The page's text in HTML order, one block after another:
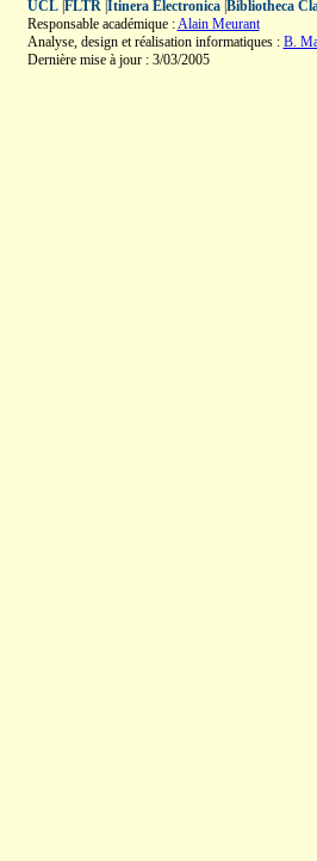
UCL| FLTR| Itinera Electronica| Bibliotheca
Responsable académique :Alain Meurant
Analyse, design et réalisation informatiques : B.
Dernière mise à jour : 3/03/2005